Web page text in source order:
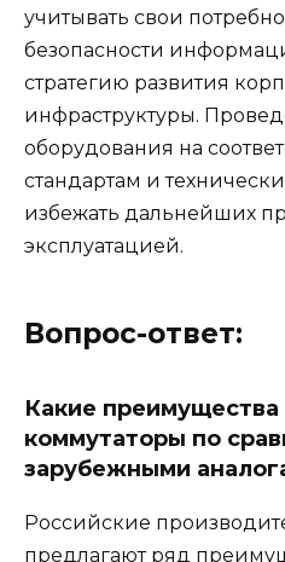
учитывать свои
безопасности
стратегию развития
инфраструктуры.
оборудования на
стандартам и
избежать дальнейших
эксплуатацией.
Вопрос-ответ:
Какие
коммутаторы по
зарубежными
Российские
предлагают ряд